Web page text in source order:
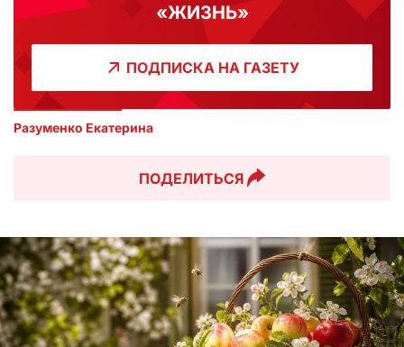
«ЖИЗНЬ»
ПОДПИСКА НА ГАЗЕТУ
Разуменко Екатерина
ПОДЕЛИТЬСЯ